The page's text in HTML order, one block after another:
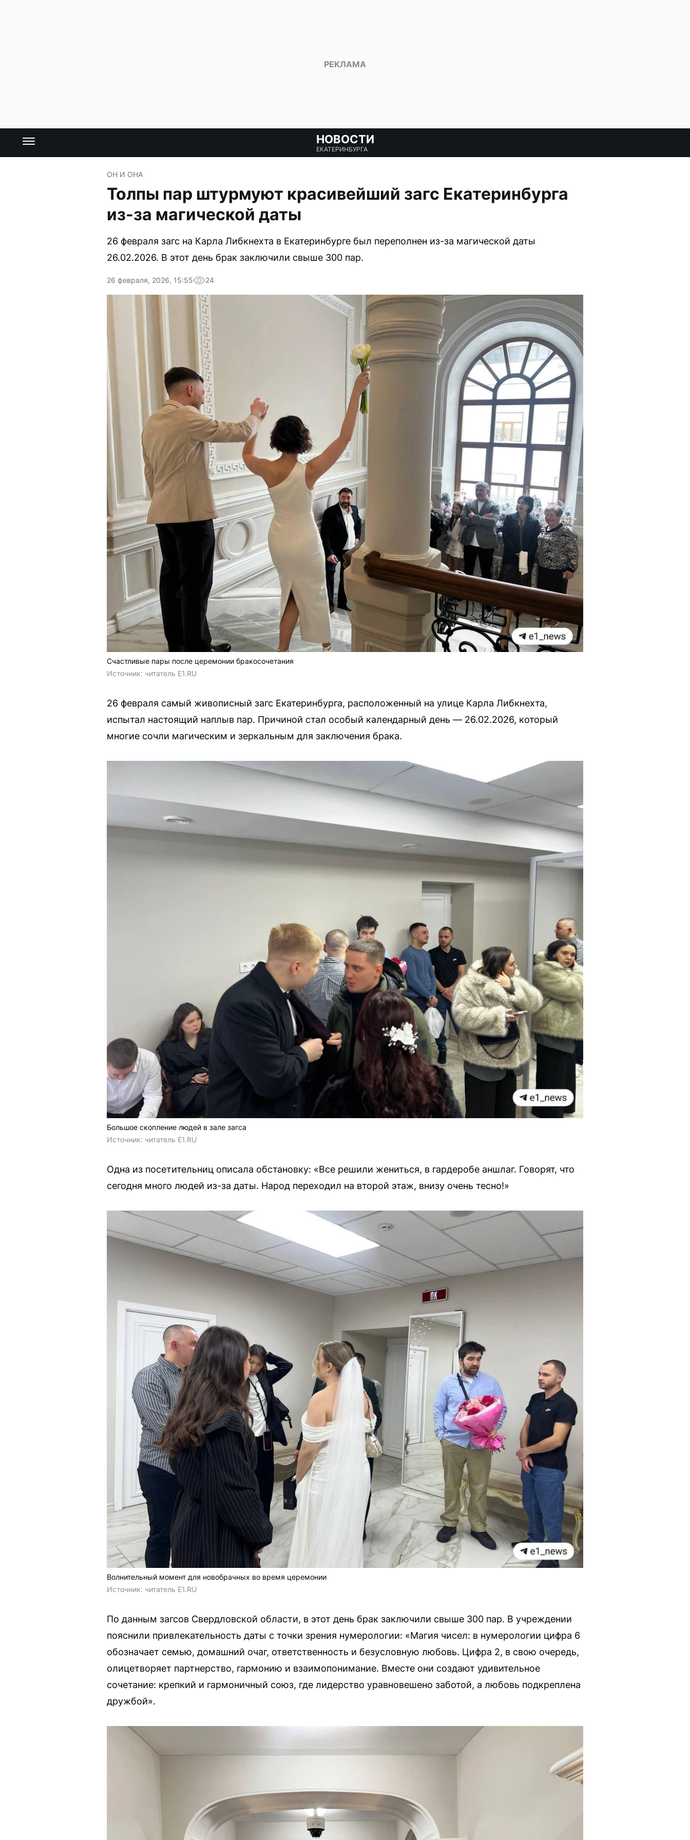
НОВОСТИ
ЕКАТЕРИНБУРГА
ОН И ОНА
Толпы пар штурмуют красивейший загс Екатеринбурга
из-за магической даты
26 февраля загс на Карла Либкнехта в Екатеринбурге был переполнен из-за магической даты
26.02.2026. В этот день брак заключили свыше 300 пар.
26 февраля, 2026, 15:55 24
Счастливые пары после церемонии бракосочетания
Источник: читатель E1.RU
26 февраля самый живописный загс Екатеринбурга, расположенный на улице Карла Либкнехта,
испытал настоящий наплыв пар. Причиной стал особый календарный день — 26.02.2026, который
многие сочли магическим и зеркальным для заключения брака.
Большое скопление людей в зале загса
Источник: читатель E1.RU
Одна из посетительниц описала обстановку: «Все решили жениться, в гардеробе аншлаг. Говорят, что
сегодня много людей из-за даты. Народ переходил на второй этаж, внизу очень тесно!»
Волнительный момент для новобрачных во время церемонии
Источник: читатель E1.RU
По данным загсов Свердловской области, в этот день брак заключили свыше 300 пар. В учреждении
пояснили привлекательность даты с точки зрения нумерологии: «Магия чисел: в нумерологии цифра 6
обозначает семью, домашний очаг, ответственность и безусловную любовь. Цифра 2, в свою очередь,
олицетворяет партнерство, гармонию и взаимопонимание. Вместе они создают удивительное
сочетание: крепкий и гармоничный союз, где лидерство уравновешено заботой, а любовь подкреплена
дружбой».